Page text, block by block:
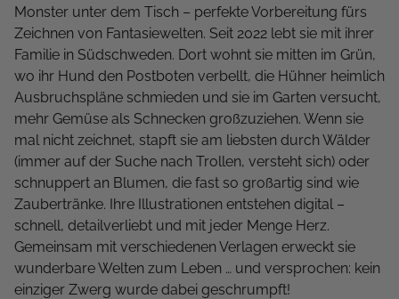
Monster unter dem Tisch – perfekte Vorbereitung fürs
Zeichnen von Fantasiewelten. Seit 2022 lebt sie mit ihrer
Familie in Südschweden. Dort wohnt sie mitten im Grün,
wo ihr Hund den Postboten verbellt, die Hühner heimlich
Ausbruchspläne schmieden und sie im Garten versucht,
mehr Gemüse als Schnecken großzuziehen. Wenn sie
mal nicht zeichnet, stapft sie am liebsten durch Wälder
(immer auf der Suche nach Trollen, versteht sich) oder
schnuppert an Blumen, die fast so großartig sind wie
Zaubertränke. Ihre Illustrationen entstehen digital –
schnell, detailverliebt und mit jeder Menge Herz.
Gemeinsam mit verschiedenen Verlagen erweckt sie
wunderbare Welten zum Leben … und versprochen: kein
einziger Zwerg wurde dabei geschrumpft!